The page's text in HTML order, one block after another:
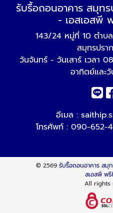
รับรื้อถอนอาคาร สมุทร
- เอสเอสพี
143/24 หมู่ที่ 10 ตำบ
สมุทรปรา
วันจันทร์ - วันเสาร์ เวลา
อาทิตย์และ
อีเมล :
โทรศัพท์ : 090-652-
© 2569รับรื้อถอนอาคาร สมุ
สเอสพี พ
All rights